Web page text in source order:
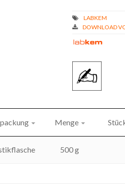
DOWNLOAD
Menge
500 g